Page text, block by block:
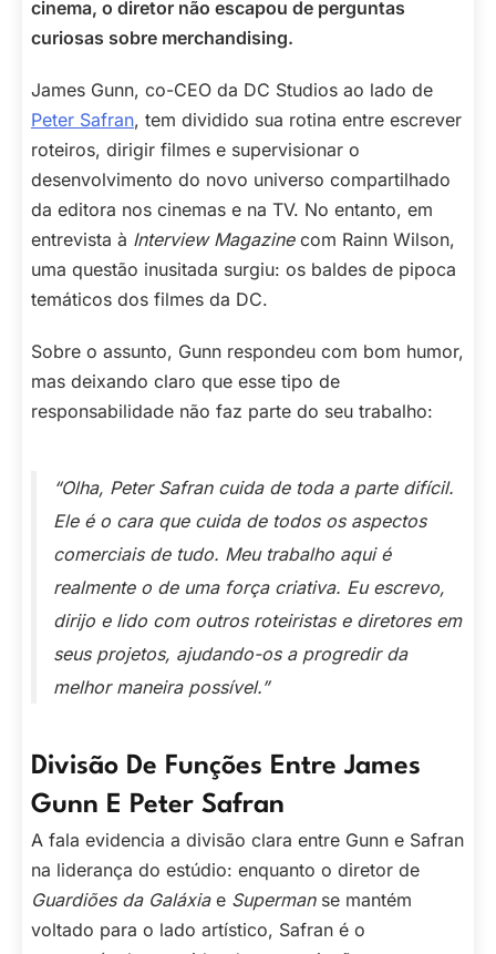
cinema, o diretor não escapou de perguntas
curiosas sobre merchandising.
James Gunn, co-CEO da DC Studios ao lado de
Peter Safran, tem dividido sua rotina entre escrever
roteiros, dirigir filmes e supervisionar o
desenvolvimento do novo universo compartilhado
da editora nos cinemas e na TV. No entanto, em
entrevista à Interview Magazinecom Rainn Wilson,
uma questão inusitada surgiu: os baldes de pipoca
temáticos dos filmes da DC.
Sobre o assunto, Gunn respondeu com bom humor,
mas deixando claro que esse tipo de
responsabilidade não faz parte do seu trabalho:
“Olha, Peter Safran cuida de toda a parte difícil.
Ele é o cara que cuida de todos os aspectos
comerciais de tudo. Meu trabalho aqui é
realmente o de uma força criativa. Eu escrevo,
dirijo e lido com outros roteiristas e diretores em
seus projetos, ajudando-os a progredir da
melhor maneira possível.”
Divisão De Funções Entre James
Gunn E Peter Safran
A fala evidencia a divisão clara entre Gunn e Safran
na liderança do estúdio: enquanto o diretor de
Guardiões da Galáxiae Supermanse mantém
voltado para o lado artístico, Safran é o